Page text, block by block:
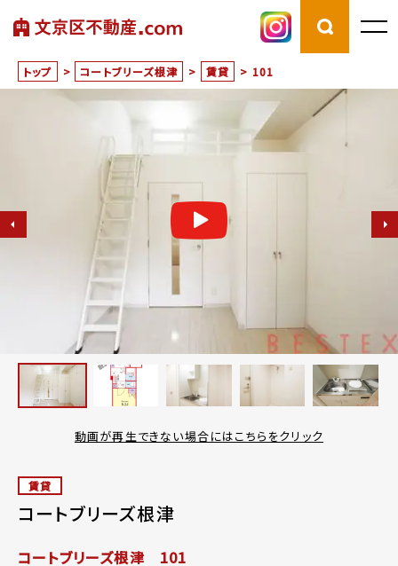
トップ > コートブリーズ根津 > 賃貸 > 101
動画が再生できない場合にはこちらをクリック
賃貸
コートブリーズ根津
コートブリーズ根津 101